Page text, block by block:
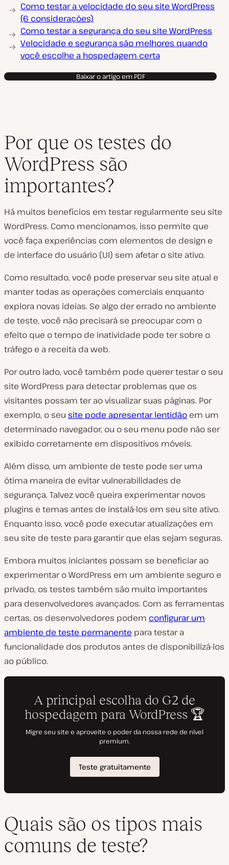
Como testar a velocidade do seu site WordPress
(6 considerações)
Como testar a segurança do seu site WordPress
Velocidade e segurança são melhores quando
você escolhe a hospedagem certa
Baixar o artigo em PDF
Por que os testes do
WordPress são
importantes?
Há muitos benefícios em testar regularmente seu site
WordPress. Como mencionamos, isso permite que
você faça experiências com elementos de design e
de interface do usuário (UI) sem afetar o site ativo.
Como resultado, você pode preservar seu site atual e
manter todas as operações comerciais enquanto
explora novas ideias. Se algo der errado no ambiente
de teste, você não precisará se preocupar com o
efeito que o tempo de inatividade pode ter sobre o
tráfego e a receita da web.
Por outro lado, você também pode querer testar o seu
site WordPress para detectar problemas que os
visitantes possam ter ao visualizar suas páginas. Por
exemplo, o seu site pode apresentar lentidão em um
determinado navegador, ou o seu menu pode não ser
exibido corretamente em dispositivos móveis.
Além disso, um ambiente de teste pode ser uma
ótima maneira de evitar vulnerabilidades de
segurança. Talvez você queira experimentar novos
plugins e temas antes de instalá-los em seu site ativo.
Enquanto isso, você pode executar atualizações em
seu site de teste para garantir que elas sejam seguras.
Embora muitos iniciantes possam se beneficiar ao
experimentar o WordPress em um ambiente seguro e
privado, os testes também são muito importantes
para desenvolvedores avançados. Com as ferramentas
certas, os desenvolvedores podem configurar um
ambiente de teste permanente para testar a
funcionalidade dos produtos antes de disponibilizá-los
ao público.
Quais são os tipos mais
comuns de teste?